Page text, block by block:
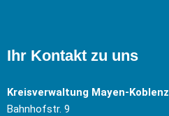
Ihr Kontakt zu uns
Kreisverwaltung Mayen-Koblenz
Bahnhofstr. 9